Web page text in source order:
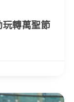
玩轉萬聖節